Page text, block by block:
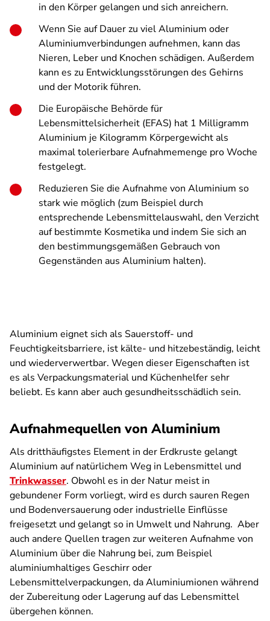
in den Körper gelangen und sich anreichern.
Wenn Sie auf Dauer zu viel Aluminium oder
Aluminiumverbindungen aufnehmen, kann das
Nieren, Leber und Knochen schädigen. Außerdem
kann es zu Entwicklungsstörungen des Gehirns
und der Motorik führen.
Die Europäische Behörde für
Lebensmittelsicherheit (EFAS) hat 1 Milligramm
Aluminium je Kilogramm Körpergewicht als
maximal tolerierbare Aufnahmemenge pro Woche
festgelegt.
Reduzieren Sie die Aufnahme von Aluminium so
stark wie möglich (zum Beispiel durch
entsprechende Lebensmittelauswahl, den Verzicht
auf bestimmte Kosmetika und indem Sie sich an
den bestimmungsgemäßen Gebrauch von
Gegenständen aus Aluminium halten).
Aluminium eignet sich als Sauerstoff- und
Feuchtigkeitsbarriere, ist kälte- und hitzebeständig, leicht
und wiederverwertbar. Wegen dieser Eigenschaften ist
es als Verpackungsmaterial und Küchenhelfer sehr
beliebt. Es kann aber auch gesundheitsschädlich sein.
Aufnahmequellen von Aluminium
Als dritthäufigstes Element in der Erdkruste gelangt
Aluminium auf natürlichem Weg in Lebensmittel und
Trinkwasser. Obwohl es in der Natur meist in
gebundener Form vorliegt, wird es durch sauren Regen
und Bodenversauerung oder industrielle Einflüsse
freigesetzt und gelangt so in Umwelt und Nahrung. Aber
auch andere Quellen tragen zur weiteren Aufnahme von
Aluminium über die Nahrung bei, zum Beispiel
aluminiumhaltiges Geschirr oder
Lebensmittelverpackungen, da Aluminiumionen während
der Zubereitung oder Lagerung auf das Lebensmittel
übergehen können.